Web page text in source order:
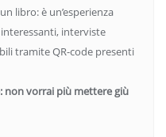
libro: è un’esperienza
interviste
tramite QR-code presenti
non vorrai più mettere giù